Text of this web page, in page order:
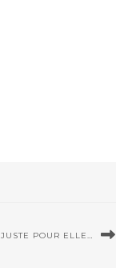
JUSTE POUR ELLE…